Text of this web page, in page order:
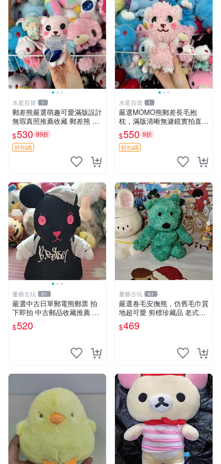
水星百貨 1
郵差熊嚴選萌趣可愛滿版設計
無瑕真照推薦收藏 郵差熊 熊
抱枕 紅薯啵啵間
$530 89折
折扣碼
水星百貨 1
嚴選MOMO熊郵差長毛抱
枕，滿版清晰無濾鏡實拍直
銷。每周新品到貨，不容錯
過！ 郵差熊 長毛 抱枕
$550 9折
折扣碼
董爺古玩 61
嚴選中古日單郵電熊郵票 拍
下即拍 中古郵品收藏推薦 郵
票 郵電熊 日本
$520
董爺古玩 61
嚴選卷毛安撫熊，仿舊毛巾質
地超可愛 剪標珍藏品 老式毛
巾質地 安撫熊 款式
$469